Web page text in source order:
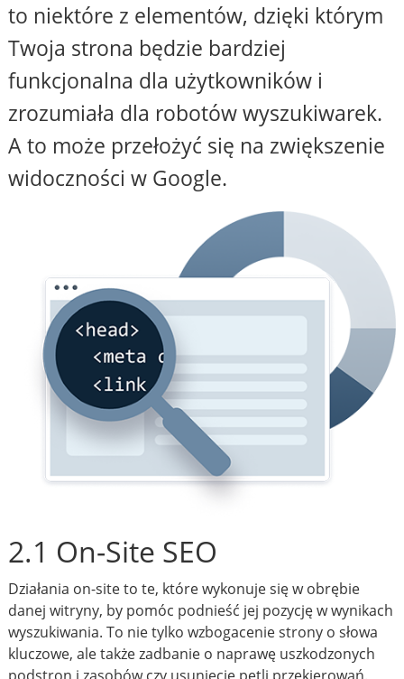
to niektóre z elementów, dzięki którym
Twoja strona będzie bardziej
funkcjonalna dla użytkowników i
zrozumiała dla robotów wyszukiwarek.
A to może przełożyć się na zwiększenie
widoczności w Google.
2.1 On-Site SEO
Działania on-site to te, które wykonuje się w obrębie
danej witryny, by pomóc podnieść jej pozycję w wynikach
wyszukiwania. To nie tylko wzbogacenie strony o słowa
kluczowe, ale także zadbanie o naprawę uszkodzonych
podstron i zasobów czy usunięcie pętli przekierowań.